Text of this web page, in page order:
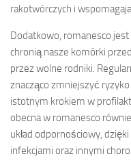
rakotwórczych i
Dodatkowo, romanesco
chronią nasze komórki
przez wolne rodniki.
znacząco zmniejszyć
istotnym krokiem w
obecna w romanesco
układ odpornościowy,
infekcjami oraz innymi